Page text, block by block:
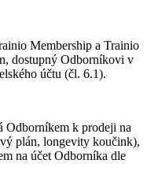
Membership a Trainio
dostupný Odborníkovi v
účtu (čl. 6.1).
Odborníkem k prodeji na
plán, longevity koučink),
na účet Odborníka dle